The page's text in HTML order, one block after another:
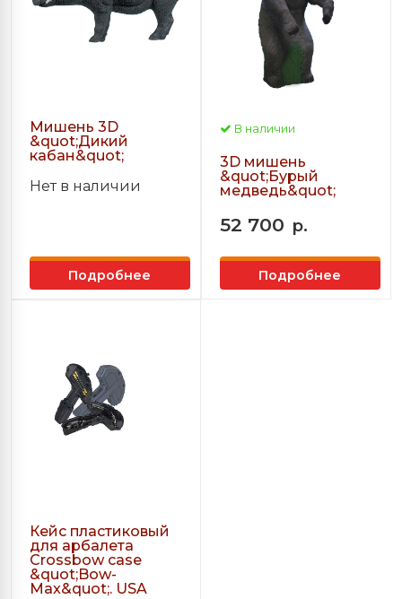
Мишень 3D
&quot;Дикий
кабан&quot;
Нет в наличии
Подробнее
В наличии
3D мишень
&quot;Бурый
медведь&quot;
52 700 р.
Подробнее
Кейс пластиковый
для арбалета
Crossbow case
&quot;Bow-
Max&quot;. USA